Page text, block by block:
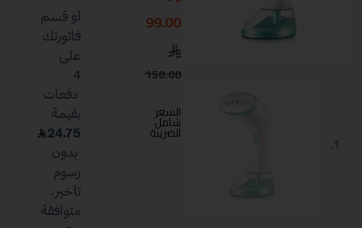
150.00
99.00
السعر
شامل
الضريبة